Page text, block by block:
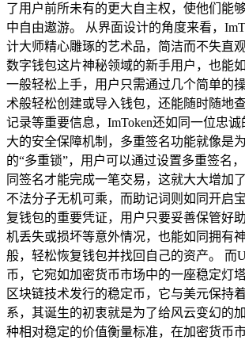
了用户前所未有的更大自主权，使他们能
中自由遨游。 从界面设计的角度来看，
计大师精心雕琢的艺术品，简洁而不失直
数字钱包这片神秘领域的新手用户，也能
一般轻松上手，用户只需通过几个简单的
术般轻松创建或导入钱包，还能随时随地
记录等重要信息，ImToken还如同一位忠
大的安全保障机制，多重签名功能就像是
的“多重锁”，用户可以通过设置多重签名
同签名才能完成一笔交易，这就大大增加
不法分子无机可乘，而助记词则如同开启
复钱包的重要凭证，用户只要妥善保管好
机丢失或损坏等意外情况，也能如同拥有
般，轻松恢复钱包并找回自己的资产。 而
币，它宛如加密货币市场中的一座稳定灯
区块链技术发行的稳定币，它与美元保持
系，其诞生的初衷就是为了给风云变幻的
种相对稳定的价值衡量标准，在加密货币